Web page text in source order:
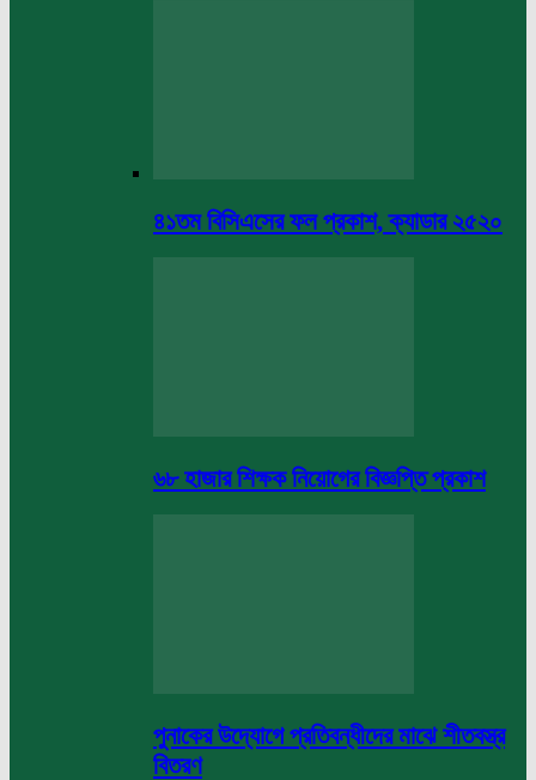
৪১তম বিসিএসের ফল প্রকাশ, ক্যাডার ২৫২০
৬৮ হাজার শিক্ষক নিয়োগের বিজ্ঞপ্তি প্রকাশ
পুনাকের উদ্যোগে প্রতিবন্ধীদের মাঝে শীতবস্ত্র
বিতরণ